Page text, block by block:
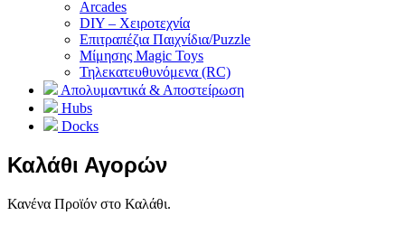
Arcades
DIY – Χειροτεχνία
Επιτραπέζια Παιχνίδια/Puzzle
Μίμησης Magic Toys
Τηλεκατευθυνόμενα (RC)
Απολυμαντικά & Αποστείρωση
Hubs
Docks
Καλάθι Αγορών
Κανένα Προϊόν στο Καλάθι.